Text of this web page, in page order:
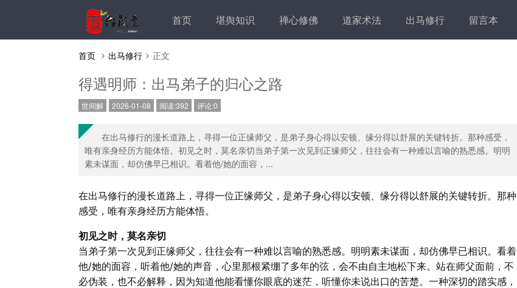
首页 堪舆知识 禅心修佛 道家术法 出马修行 留言本
首页 出马修行 正文
得遇明师：出马弟子的归心之路
世间解 2026-01-08 阅读:392 评论:0
在出马修行的漫长道路上，寻得一位正缘师父，是弟子身心得以安顿、缘分得以舒展的关键转折。那种感受，
唯有亲身经历方能体悟。初见之时，莫名亲切当弟子第一次见到正缘师父，往往会有一种难以言喻的熟悉感。明明
素未谋面，却仿佛早已相识。看着他/她的面容，...
在出马修行的漫长道路上，寻得一位正缘师父，是弟子身心得以安顿、缘分得以舒展的关键转折。那种
感受，唯有亲身经历方能体悟。
初见之时，莫名亲切
当弟子第一次见到正缘师父，往往会有一种难以言喻的熟悉感。明明素未谋面，却仿佛早已相识。看着
他/她的面容，听着他/她的声音，心里那根紧绷了多年的弦，会不由自主地松下来。站在师父面前，不
必伪装，也不必解释，因为知道他能看懂你眼底的迷茫，听懂你未说出口的苦楚。一种深切的踏实感，